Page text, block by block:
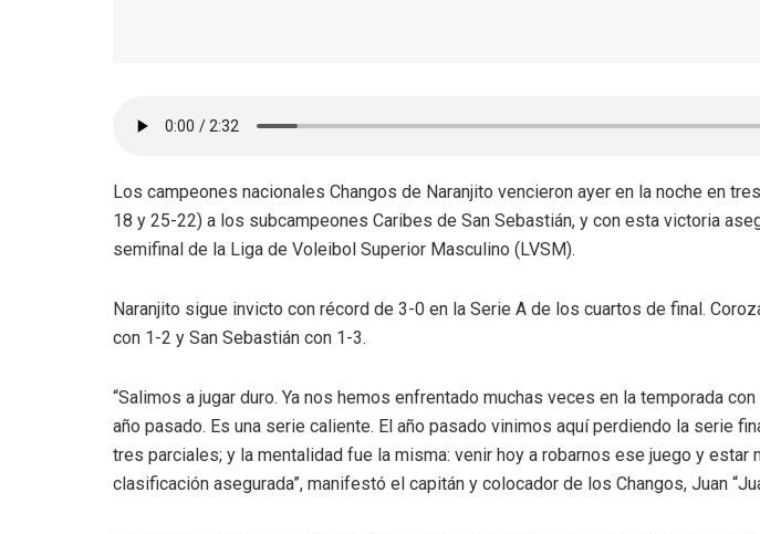
Los campeones nacionales Changos de Naranjito vencieron ayer en la noche en
18 y 25-22) a los subcampeones Caribes de San Sebastián, y con esta victoria
semifinal de la Liga de Voleibol Superior Masculino (LVSM).
Naranjito sigue invicto con récord de 3-0 en la Serie A de los cuartos de final.
con 1-2 y San Sebastián con 1-3.
“Salimos a jugar duro. Ya nos hemos enfrentado muchas veces en la temporada
año pasado. Es una serie caliente. El año pasado vinimos aquí perdiendo la serie
tres parciales; y la mentalidad fue la misma: venir hoy a robarnos ese juego y estar
clasificación asegurada”, manifestó el capitán y colocador de los Changos, Juan